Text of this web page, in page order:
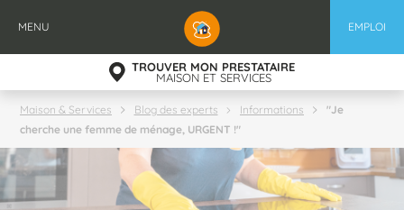
MENU EMPLOI
TROUVER MON PRESTATAIRE
MAISON ET SERVICES
Maison & Services Blog des experts Informations
"Je
cherche une femme de ménage, URGENT !"